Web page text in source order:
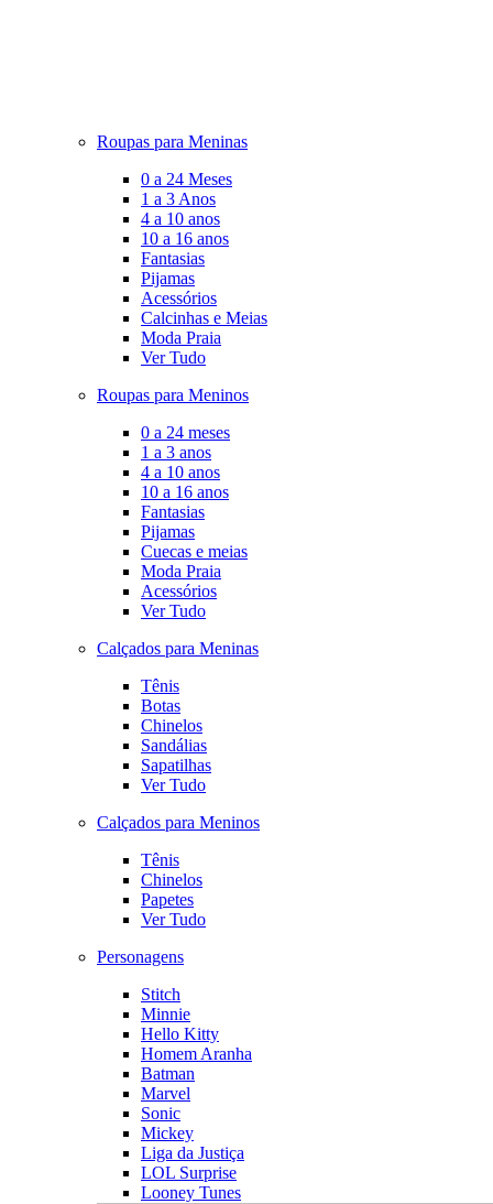
Roupas para Meninas
0 a 24 Meses
1 a 3 Anos
4 a 10 anos
10 a 16 anos
Fantasias
Pijamas
Acessórios
Calcinhas e Meias
Moda Praia
Ver Tudo
Roupas para Meninos
0 a 24 meses
1 a 3 anos
4 a 10 anos
10 a 16 anos
Fantasias
Pijamas
Cuecas e meias
Moda Praia
Acessórios
Ver Tudo
Calçados para Meninas
Tênis
Botas
Chinelos
Sandálias
Sapatilhas
Ver Tudo
Calçados para Meninos
Tênis
Chinelos
Papetes
Ver Tudo
Personagens
Stitch
Minnie
Hello Kitty
Homem Aranha
Batman
Marvel
Sonic
Mickey
Liga da Justiça
LOL Surprise
Looney Tunes